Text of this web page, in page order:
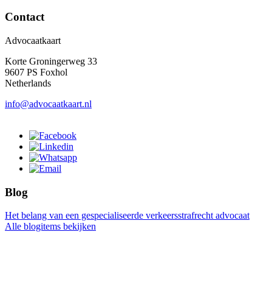
Contact
Advocaatkaart
Korte Groningerweg 33
9607 PS Foxhol
Netherlands
info@advocaatkaart.nl
Blog
Het belang van een gespecialiseerde verkeersstrafrecht advocaat
Alle blogitems bekijken